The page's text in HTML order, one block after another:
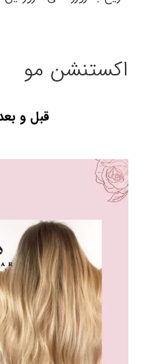
اکستنشن مو
قبل و